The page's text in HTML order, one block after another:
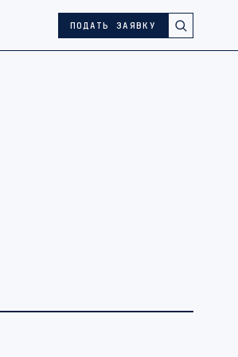
ПОДАТЬ ЗАЯВКУ